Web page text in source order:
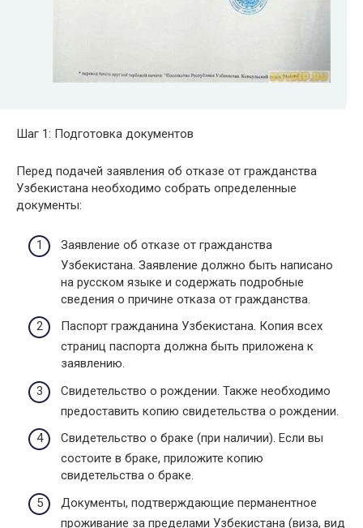
Шаг 1: Подготовка документов
Перед подачей заявления об отказе от гражданства
Узбекистана необходимо собрать определенные
документы:
Заявление об отказе от гражданства
Узбекистана. Заявление должно быть написано
на русском языке и содержать подробные
сведения о причине отказа от гражданства.
Паспорт гражданина Узбекистана. Копия всех
страниц паспорта должна быть приложена к
заявлению.
Свидетельство о рождении. Также необходимо
предоставить копию свидетельства о рождении.
Свидетельство о браке (при наличии). Если вы
состоите в браке, приложите копию
свидетельства о браке.
Документы, подтверждающие перманентное
проживание за пределами Узбекистана (виза, вид